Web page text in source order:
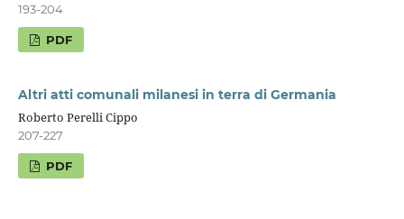
193-204
PDF
Altri atti comunali milanesi in terra di Germania
Roberto Perelli Cippo
207-227
PDF